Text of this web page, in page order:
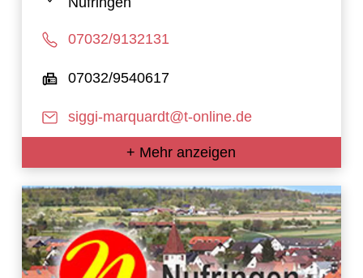
07032/9132131
07032/9540617
siggi-marquardt@t-online.de
+ Mehr anzeigen